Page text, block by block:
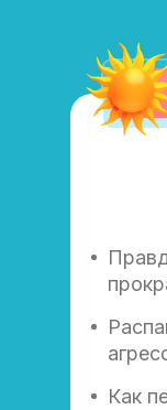
Как